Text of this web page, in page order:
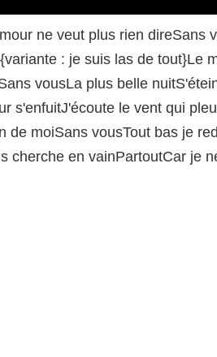
ne veut plus rien direSans
: je suis las de tout}Le
vousLa plus belle
s'enfuitJ'écoute le vent qui
moiSans vousTout bas je
cherche en vainPartoutCar je
/